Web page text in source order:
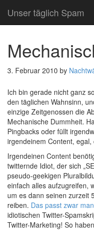
Unser täglich Spam
3. Februar 2010 by
Ich bin gerade nicht ganz
den täglichen Wahnsinn,
einzige Zeitgenossen die
Mechanische Dummheit.
Pingbacks oder füllt
irgendeinem Content,
Irgendeinen Content
twitternde Idiot, der sich
pseudo-geekigen
einfach alles aufzugreifen,
um es dann seinen zurzeit
reiben. Das passt zwar
idiotischen Twitter-
Twitter-Marketing! So